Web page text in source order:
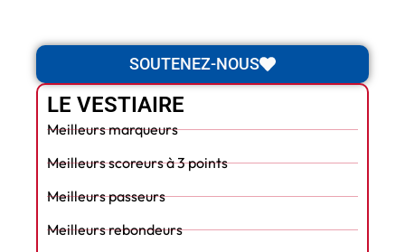
SOUTENEZ-NOUS
LE VESTIAIRE
Meilleurs marqueurs
Meilleurs scoreurs à 3 points
Meilleurs passeurs
Meilleurs rebondeurs